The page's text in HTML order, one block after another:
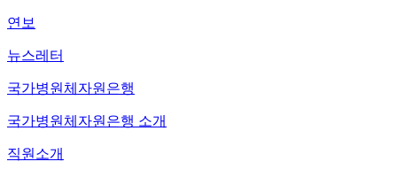
연보
뉴스레터
국가병원체자원은행
국가병원체자원은행 소개
직원소개